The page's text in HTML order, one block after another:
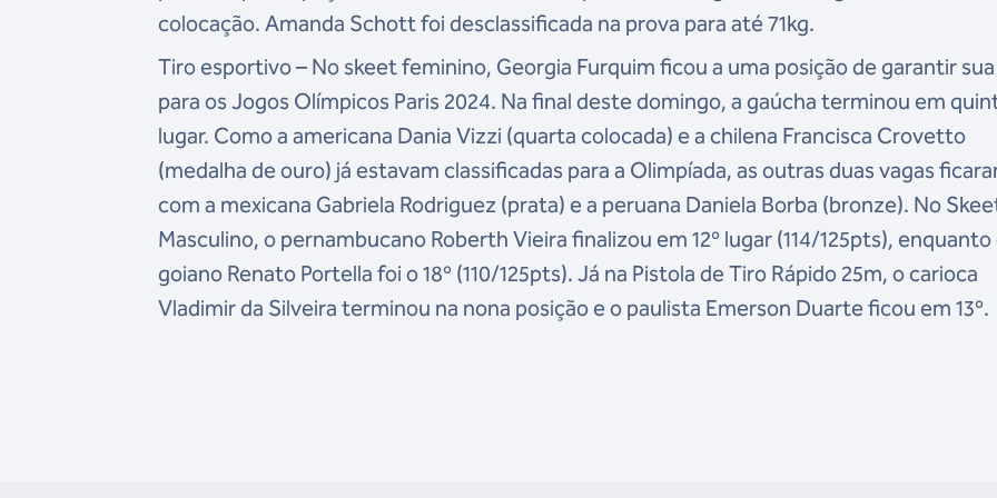
colocação. Amanda Schott foi desclassificada na prova para até 71kg.
Tiro esportivo – No skeet feminino, Georgia Furquim ficou a uma posição de garantir
para os Jogos Olímpicos Paris 2024. Na final deste domingo, a gaúcha terminou em
lugar. Como a americana Dania Vizzi (quarta colocada) e a chilena Francisca Crovetto
(medalha de ouro) já estavam classificadas para a Olimpíada, as outras duas vagas
com a mexicana Gabriela Rodriguez (prata) e a peruana Daniela Borba (bronze). No
Masculino, o pernambucano Roberth Vieira finalizou em 12º lugar (114/125pts), enquanto
goiano Renato Portella foi o 18º (110/125pts). Já na Pistola de Tiro Rápido 25m, o carioca
Vladimir da Silveira terminou na nona posição e o paulista Emerson Duarte ficou em 13º.